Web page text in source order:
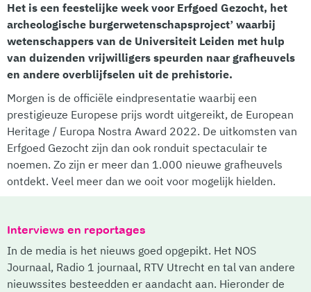
Het is een feestelijke week voor Erfgoed Gezocht, het
archeologische burgerwetenschapsproject’ waarbij
wetenschappers van de Universiteit Leiden met hulp
van duizenden vrijwilligers speurden naar grafheuvels
en andere overblijfselen uit de prehistorie.
Morgen is de officiële eindpresentatie waarbij een
prestigieuze Europese prijs wordt uitgereikt, de European
Heritage / Europa Nostra Award 2022. De uitkomsten van
Erfgoed Gezocht zijn dan ook ronduit spectaculair te
noemen. Zo zijn er meer dan 1.000 nieuwe grafheuvels
ontdekt. Veel meer dan we ooit voor mogelijk hielden.
Interviews en reportages
In de media is het nieuws goed opgepikt. Het NOS
Journaal, Radio 1 journaal, RTV Utrecht en tal van andere
nieuwssites besteedden er aandacht aan. Hieronder de